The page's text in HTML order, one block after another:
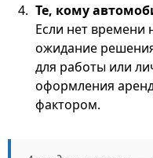
Те, кому
Если нет времени
ожидание
для работы или
оформления
фактором.